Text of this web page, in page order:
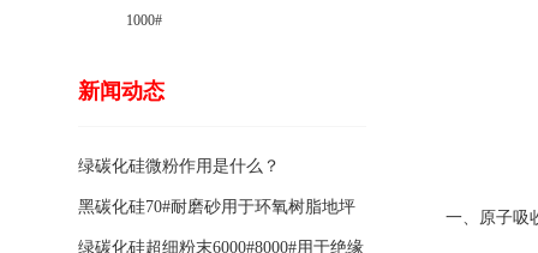
1000#
新闻动态
绿碳化硅微粉作用是什么？
黑碳化硅70#耐磨砂用于环氧树脂地坪
骨料的特点有哪些？
绿碳化硅超细粉末6000#8000#用于绝缘
一、原子吸